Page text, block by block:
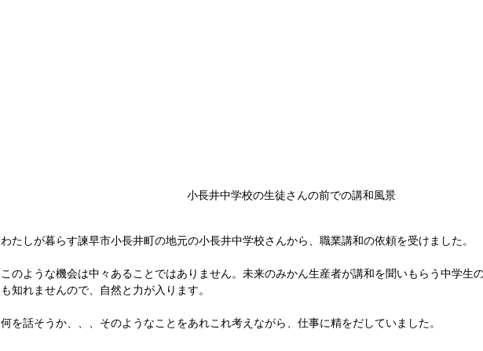
小長井中学校の生徒さんの前での講和風景
わたしが暮らす諫早市小長井町の地元の小長井中学校さんから、職業講和の依頼を受けました。
このような機会は中々あることではありません。未来のみかん生産者が講和を聞いもらう中学生
も知れませんので、自然と力が入ります。
何を話そうか、、、そのようなことをあれこれ考えながら、仕事に精をだしていました。